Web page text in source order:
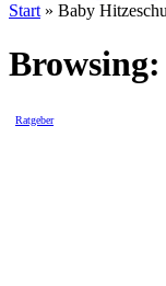
Start » Baby
Browsing:
Ratgeber